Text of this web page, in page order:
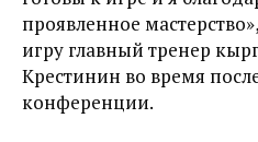
проявленное
игру главный тренер
Крестинин во время
конференции.